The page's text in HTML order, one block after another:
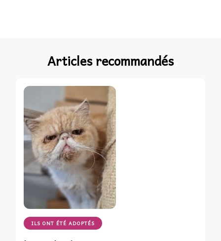
Articles recommandés
ILS ONT ÉTÉ ADOPTÉS